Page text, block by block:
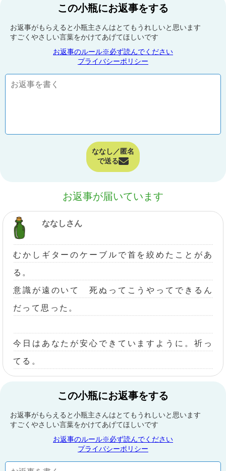
この小瓶にお返事をする
お返事がもらえると小瓶主さんはとてもうれしいと思います
すごくやさしい言葉をかけてあげてほしいです
お返事のルール※必ず読んでください
プライバシーポリシー
ななし／匿名
で送る
お返事が届いています
ななしさん
むかしギターのケーブルで首を絞めたことがあ
る。
意識が遠のいて 死ぬってこうやってできるん
だって思った。
今日はあなたが安心できていますように。祈っ
てる。
この小瓶にお返事をする
お返事がもらえると小瓶主さんはとてもうれしいと思います
すごくやさしい言葉をかけてあげてほしいです
お返事のルール※必ず読んでください
プライバシーポリシー